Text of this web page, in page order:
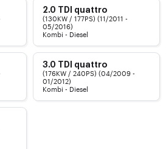
2.0 TDI quattro
(130KW / 177PS) (11/2011 -
05/2016)
Kombi - Diesel
3.0 TDI quattro
(176KW / 240PS) (04/2009 -
01/2012)
Kombi - Diesel